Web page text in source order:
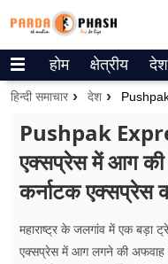
Trending on Google
वेब स्टोरीज
उत्तर प्रदेश
गैलरी
होम क्षेत्रीय देश
हिन्दी समाचार देश
Pushpak
एक्सप्रेस में आग की
कर्नाटक एक्सप्रेस
महाराष्ट्र के जलगांव में एक बड़ा
एक्सप्रेस में आग लगने की